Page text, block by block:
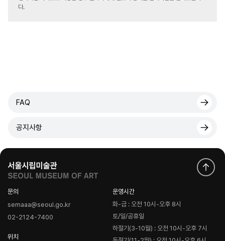
다.
FAQ
공지사항
문의
semaaa@seoul.go.kr
02-2124-7400
위치
운영시간
화-금 : 오전 10시-오후 8시
토/일/공휴일
하절기(3-10월) : 오전 10시-오후 7시